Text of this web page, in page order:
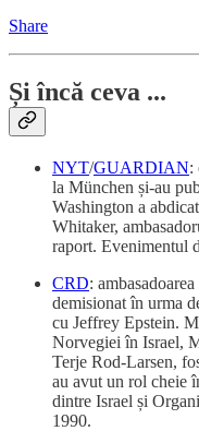
Share
Și încă ceva ...
NYT/GUARDIAN:
la München și-au
Washington a
Whitaker,
raport. Evenimentul
CRD:
demisionat în urma
cu Jeffrey Epstein.
Norvegiei în Israel,
Terje Rod-Larsen,
au avut un rol cheie
dintre Israel și
1990.